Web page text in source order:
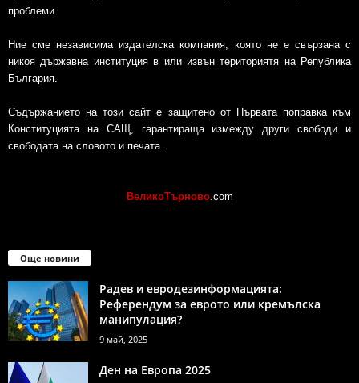
проблеми.
Ние сме независима издателска компания, която не е свързана с
никоя държавна институция в или извън териториятя на Република
България.
Съдържанието на този сайт е защитено от Първата поправка към
Конституцията на САЩ, гарантираща измежду други свободи и
свободата на словото и печата.
ВеликоТърново.com
Още новини
Радев и евродезинформацията:
Референдум за еврото или кремълска
манипулация?
9 май, 2025
Ден на Европа 2025